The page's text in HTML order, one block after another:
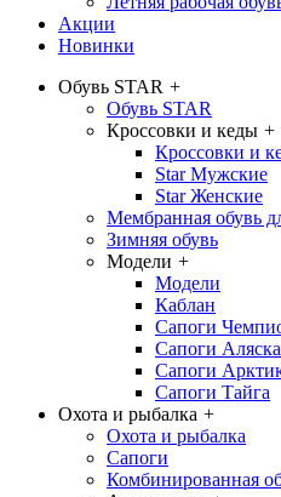
Акции
Новинки
Обувь STAR +
Обувь STAR
Кроссовки и кеды +
Кроссовки и
Star Мужские
Star Женские
Мембранная обувь
Зимняя обувь
Модели +
Модели
Каблан
Сапоги
Сапоги Аляска
Сапоги
Сапоги Тайга
Охота и рыбалка +
Охота и рыбалка
Сапоги
Комбинированная